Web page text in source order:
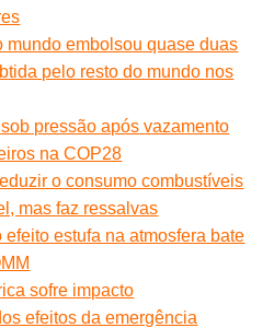
mundo embolsou quase duas
pelo resto do mundo nos
pressão após vazamento
na COP28
o consumo combustíveis
mas faz ressalvas
efeito estufa na atmosfera bate
sofre impacto
efeitos da emergência